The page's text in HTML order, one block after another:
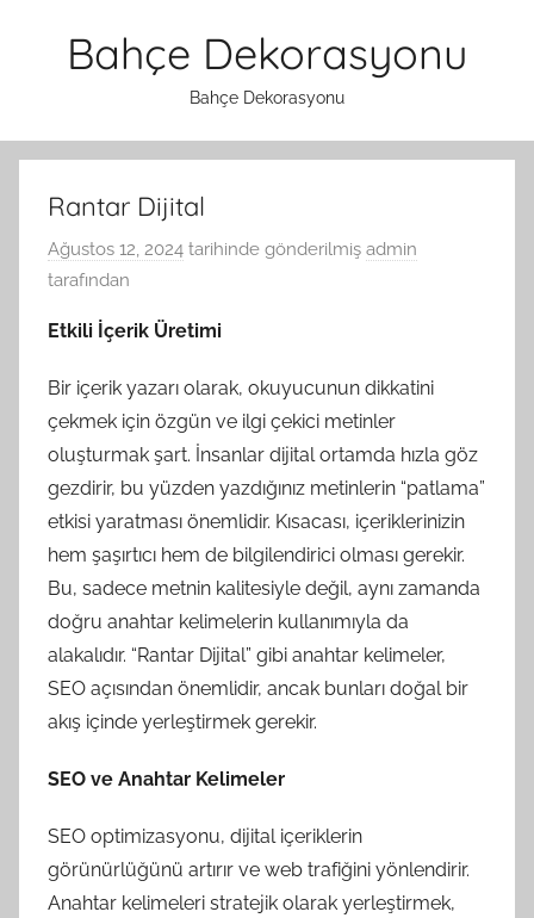
Bahçe Dekorasyonu
Bahçe Dekorasyonu
Rantar Dijital
Ağustos 12, 2024 tarihinde gönderilmiş admin
tarafından
Etkili İçerik Üretimi
Bir içerik yazarı olarak, okuyucunun dikkatini
çekmek için özgün ve ilgi çekici metinler
oluşturmak şart. İnsanlar dijital ortamda hızla göz
gezdirir, bu yüzden yazdığınız metinlerin “patlama”
etkisi yaratması önemlidir. Kısacası, içeriklerinizin
hem şaşırtıcı hem de bilgilendirici olması gerekir.
Bu, sadece metnin kalitesiyle değil, aynı zamanda
doğru anahtar kelimelerin kullanımıyla da
alakalıdır. “Rantar Dijital” gibi anahtar kelimeler,
SEO açısından önemlidir, ancak bunları doğal bir
akış içinde yerleştirmek gerekir.
SEO ve Anahtar Kelimeler
SEO optimizasyonu, dijital içeriklerin
görünürlüğünü artırır ve web trafiğini yönlendirir.
Anahtar kelimeleri stratejik olarak yerleştirmek,